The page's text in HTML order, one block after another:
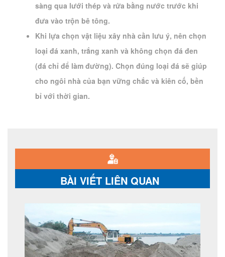
sàng qua lưới thép và rửa bằng nước trước khi
đưa vào trộn bê tông.
Khi lựa chọn vật liệu xây nhà cần lưu ý, nên chọn
loại đá xanh, trắng xanh và không chọn đá đen
(đá chỉ để làm đường). Chọn đúng loại đá sẽ giúp
cho ngôi nhà của bạn vững chắc và kiên cố, bền
bỉ với thời gian.
BÀI VIẾT LIÊN QUAN